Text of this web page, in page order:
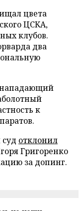
цвета
ЦСКА,
клубов.
два
нападающий
к
отклонил
Григоренко
за допинг.